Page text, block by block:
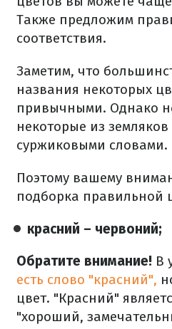
Также предложим
соответствия.
Заметим, что
названия некоторых
привычными. Однако
некоторые из
суржиковыми словами.
Поэтому вашему
подборка правильной
красний – червоний;
Обратите внимание! В
есть слово "красний",
цвет. "Красний"
"хороший,